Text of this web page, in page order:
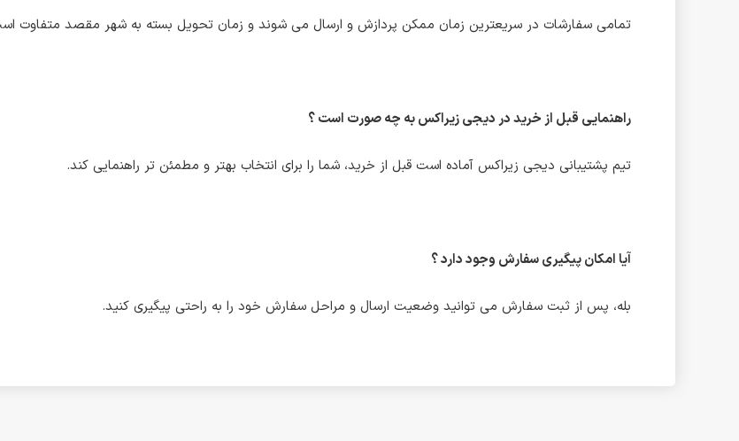
تمامی سفارشات در سریعترین زمان ممکن پردازش و ارسال می شوند و زمان تحویل بسته به شهر مقصد متفاوت
راهنمایی قبل از خرید در دیجی زیراکس به چه صورت است ؟
تیم پشتیبانی دیجی زیراکس آماده است قبل از خرید، شما را برای انتخاب بهتر و مطمئن تر راهنمایی کند.
آیا امکان پیگیری سفارش وجود دارد ؟
بله، پس از ثبت سفارش می توانید وضعیت ارسال و مراحل سفارش خود را به راحتی پیگیری کنید.